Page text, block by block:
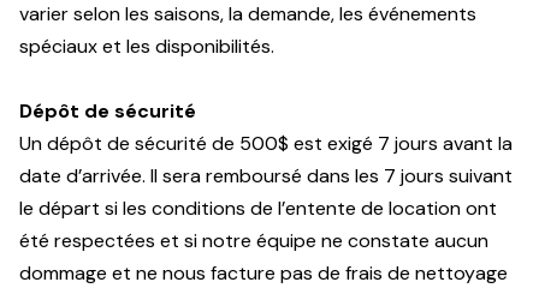
varierselon les saisons, la demande, les événements
spéciaux et les disponibilités.
Dépôt de sécurité
Un dépôt de sécurité de 500$ est exigé 7 jours avant la
date d’arrivée. Il sera remboursé dans les 7 jours suivant
le départ si les conditions de l’entente de location ont
été respectées et si notre équipe ne constate aucun
dommage et ne nous facture pas de frais de nettoyage